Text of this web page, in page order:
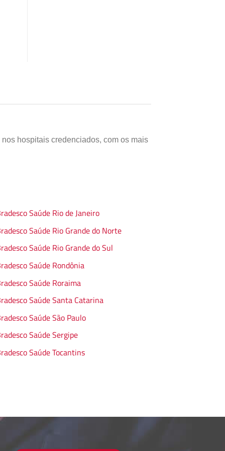
hospitais credenciados, com os mais
Saúde Rio de Janeiro
Saúde Rio Grande do Norte
Saúde Rio Grande do Sul
Saúde Rondônia
Saúde Roraima
Saúde Santa Catarina
Saúde São Paulo
Saúde Sergipe
Saúde Tocantins